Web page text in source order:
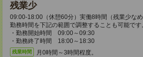
残業少
09:00-18:00（休憩60分）実働8時間（残業少なめ
勤務時間を下記の範囲で調整することも可能です
・勤務開始時間 09:00～09:30
・勤務終了時間 18:00～18:30
残業時間
月0時間～3時間程度。